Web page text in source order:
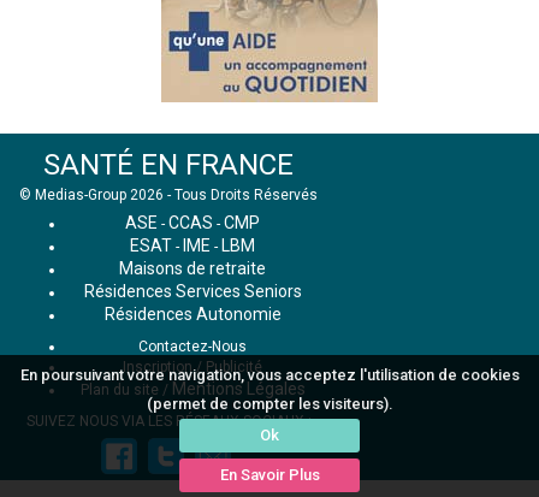
En poursuivant votre navigation, vous acceptez l'utilisation de cookies
(permet de compter les visiteurs).
Ok
En Savoir Plus
SANTÉ EN FRANCE
© Medias-Group 2026 - Tous Droits Réservés
ASE - CCAS - CMP
ESAT - IME - LBM
Maisons de retraite
Résidences Services Seniors
Résidences Autonomie
Contactez-Nous
Inscription / Publicité
Plan du site / Mentions Légales
SUIVEZ NOUS VIA LES RÉSEAUX SOCIAUX :